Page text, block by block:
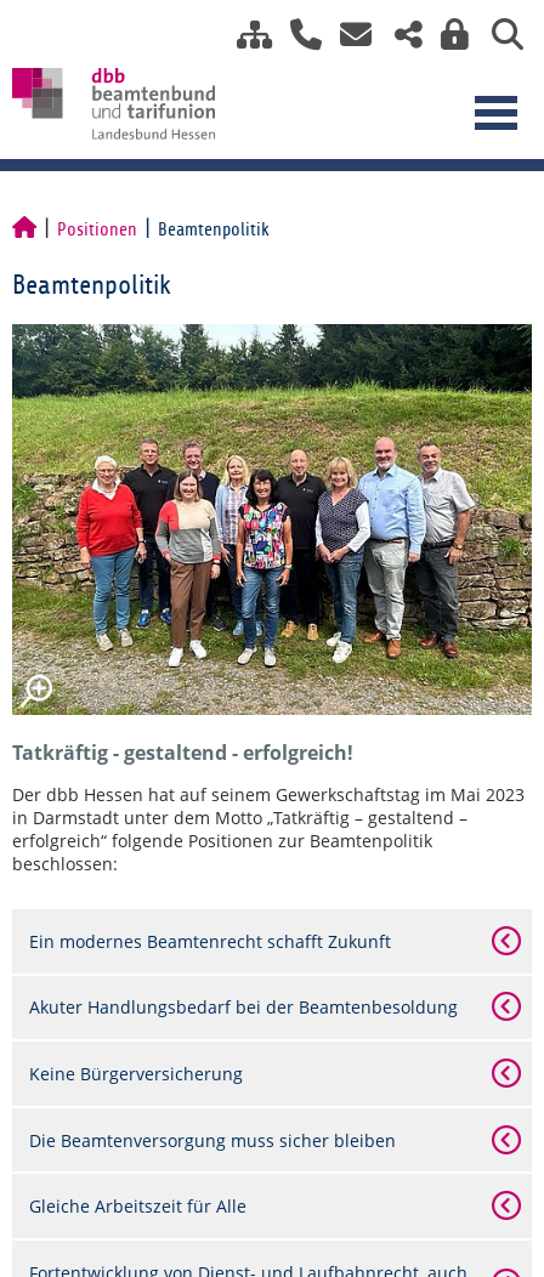
Positionen Beamtenpolitik
Beamtenpolitik
Tatkräftig - gestaltend - erfolgreich!
Der dbb Hessen hat auf seinem Gewerkschaftstag im Mai 2023
in Darmstadt unter dem Motto „Tatkräftig – gestaltend –
erfolgreich“ folgende Positionen zur Beamtenpolitik
beschlossen:
Ein modernes Beamtenrecht schafft Zukunft
Akuter Handlungsbedarf bei der Beamtenbesoldung
Keine Bürgerversicherung
Die Beamtenversorgung muss sicher bleiben
Gleiche Arbeitszeit für Alle